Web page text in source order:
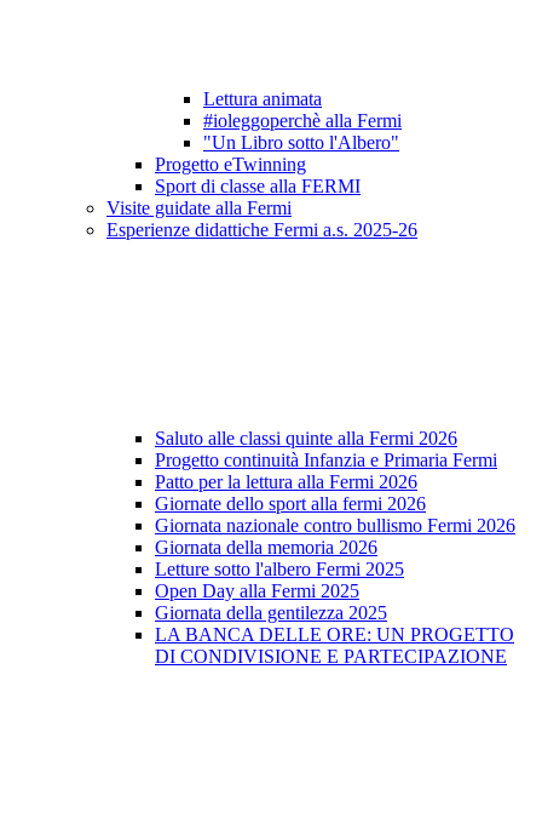
Lettura animata
#ioleggoperchè alla Fermi
"Un Libro sotto l'Albero"
Progetto eTwinning
Sport di classe alla FERMI
Visite guidate alla Fermi
Esperienze didattiche Fermi a.s. 2025-26
Saluto alle classi quinte alla Fermi 2026
Progetto continuità Infanzia e Primaria Fermi
Patto per la lettura alla Fermi 2026
Giornate dello sport alla fermi 2026
Giornata nazionale contro bullismo Fermi 2026
Giornata della memoria 2026
Letture sotto l'albero Fermi 2025
Open Day alla Fermi 2025
Giornata della gentilezza 2025
LA BANCA DELLE ORE: UN PROGETTO
DI CONDIVISIONE E PARTECIPAZIONE